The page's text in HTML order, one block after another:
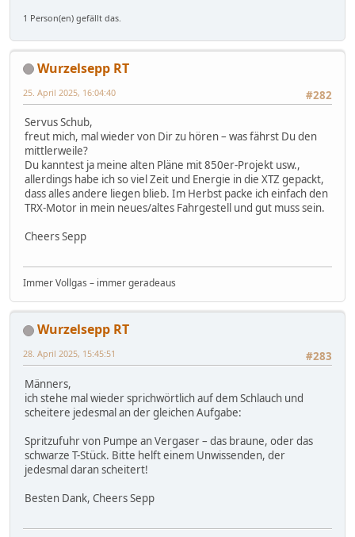
1 Person(en) gefällt das.
Wurzelsepp RT
#282
25. April 2025, 16:04:40
Servus Schub,
freut mich, mal wieder von Dir zu hören – was fährst Du den
mittlerweile?
Du kanntest ja meine alten Pläne mit 850er-Projekt usw.,
allerdings habe ich so viel Zeit und Energie in die XTZ gepackt,
dass alles andere liegen blieb. Im Herbst packe ich einfach den
TRX-Motor in mein neues/altes Fahrgestell und gut muss sein.
Cheers Sepp
Immer Vollgas – immer geradeaus
Wurzelsepp RT
#283
28. April 2025, 15:45:51
Männers,
ich stehe mal wieder sprichwörtlich auf dem Schlauch und
scheitere jedesmal an der gleichen Aufgabe:
Spritzufuhr von Pumpe an Vergaser – das braune, oder das
schwarze T-Stück. Bitte helft einem Unwissenden, der
jedesmal daran scheitert!
Besten Dank, Cheers Sepp